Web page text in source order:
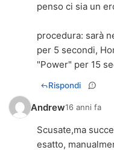
penso ci sia un
procedura: sarà
per 5 secondi,
"Power" per 15
Rispondi
Andrew16 anni fa
Scusate,ma
esatto,